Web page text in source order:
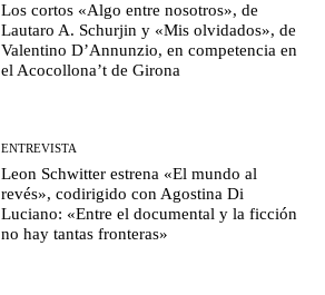
Los cortos «Algo entre nosotros», de
Lautaro A. Schurjin y «Mis olvidados», de
Valentino D’Annunzio, en competencia en
el Acocollona’t de Girona
ENTREVISTA
Leon Schwitter estrena «El mundo al
revés», codirigido con Agostina Di
Luciano: «Entre el documental y la ficción
no hay tantas fronteras»